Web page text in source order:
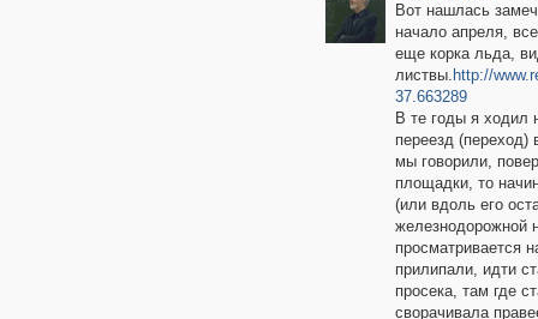
Вот нашлась
начало апреля,
еще корка льда,
листвы. http://
37.663289
В те годы я
переезд (переход)
мы говорили,
площадки, то
(или вдоль его
железнодорожной
просматривается
прилипали, идти
просека, там где
сворачивала